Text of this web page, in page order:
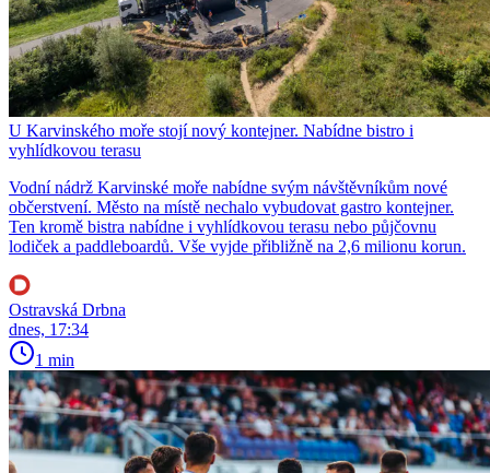
U Karvinského moře stojí nový kontejner. Nabídne bistro i
vyhlídkovou terasu
Vodní nádrž Karvinské moře nabídne svým návštěvníkům nové
občerstvení. Město na místě nechalo vybudovat gastro kontejner.
Ten kromě bistra nabídne i vyhlídkovou terasu nebo půjčovnu
lodiček a paddleboardů. Vše vyjde přibližně na 2,6 milionu korun.
Ostravská Drbna
dnes, 17:34
1 min